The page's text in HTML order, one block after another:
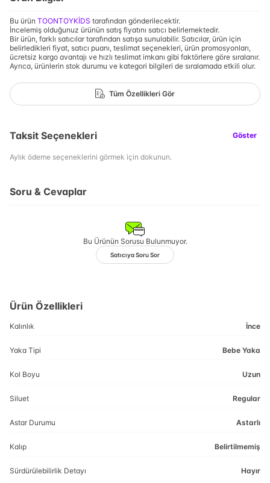
Bu ürün TOONTOYKİDS tarafından gönderilecektir.
İncelemiş olduğunuz ürünün satış fiyatını satıcı belirlemektedir.
Bir ürün, farklı satıcılar tarafından satışa sunulabilir. Satıcılar, ürün için
belirledikleri fiyat, satıcı puanı, teslimat seçenekleri, ürün promosyonları,
ücretsiz kargo avantajı ve hızlı teslimat imkanı gibi faktörlere göre sıralanır.
Ayrıca, ürünlerin stok durumu ve kategori bilgileri de sıralamada etkili olur.
Tüm Özellikleri Gör
Taksit Seçenekleri Göster
Aylık ödeme seçeneklerini görmek için dokunun.
Soru & Cevaplar
Bu Ürünün Sorusu Bulunmuyor.
Satıcıya Soru Sor
Ürün Özellikleri
Kalınlık İnce
Yaka Tipi Bebe Yaka
Kol Boyu Uzun
Siluet Regular
Astar Durumu Astarlı
Kalıp Belirtilmemiş
Sürdürülebilirlik Detayı Hayır